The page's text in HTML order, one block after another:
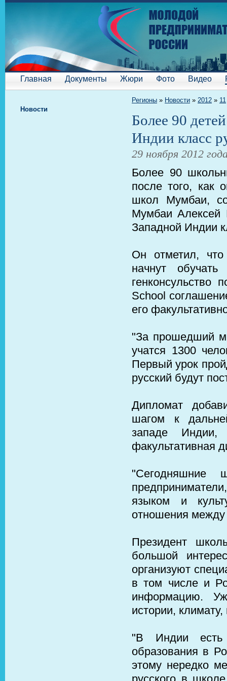
Главная Документы Жюри Фото Видео
Регионы » Новости » 2012 » 11
Более 90
Индии класс
29 ноября 2012
Более 90
после того, как
школ Мумбаи,
Мумбаи Алексей
Западной Индии
Он отметил,
начнут
генконсульство
School
его
"За прошедший
учатся 1300
Первый урок
русский будут
Дипломат
шагом к
западе Индии,
факультативная
"Сегодняшние
языком и
отношения
Президент
большой
организуют
в том числе и
информацию.
истории,
"В Индии есть
образования в
этому нередко
Новости